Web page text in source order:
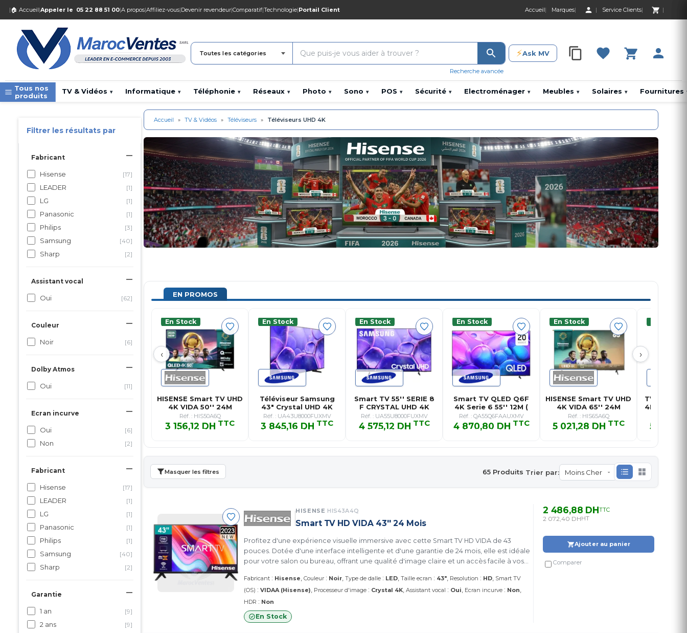
| 🏠 Accueil|Appeler le 05 22 88 51 00|A propos|Affiliez-vous|Devenir revendeur|Comparatif|Technologie|Portail Client Accueil Marques Service Clients
0 Produit 0,00
Toutes les catégories
Recherche avancée
⚡Ask MV 0 Produit 0,00 DH
Tous nos
produits
TV & Vidéos ▾ Informatique ▾ Téléphonie ▾ Réseaux ▾ Photo ▾ Sono ▾ POS ▾ Sécurité ▾ Electroménager ▾ Meubles ▾ Solaires ▾ Fournitures
Filtrer les résultats par
Fabricant
Hisense [17]
LEADER [1]
LG [1]
Panasonic [1]
Philips [3]
Samsung [40]
Sharp [2]
Assistant vocal
Oui [62]
Couleur
Noir [6]
Dolby Atmos
Oui [11]
Ecran incurve
Oui [6]
Non [2]
Fabricant
Hisense [17]
LEADER [1]
LG [1]
Panasonic [1]
Philips [1]
Samsung [40]
Sharp [2]
Garantie
1 an [9]
2 ans [9]
Accueil » TV & Vidéos » Téléviseurs » Téléviseurs UHD 4K
EN PROMOS
‹ ›
En Stock
HISENSE Smart TV UHD
4K VIDA 50'' 24M
Réf. : HIS50A6Q
3 156,12 DH TTC
3 156,12 DH TTC
En Stock
Téléviseur Samsung
43" Crystal UHD 4K
U8000F…
Réf. : UA43U8000FUXMV
3 845,16 DH TTC
3 845,16 DH TTC
En Stock
Smart TV 55'' SERIE 8
F CRYSTAL UHD 4K
U8000…
Réf. : UA55U8000FUXMV
4 575,12 DH TTC
4 575,12 DH TTC
En Stock
Smart TV QLED Q6F
4K Serie 6 55'' 12M (
202…
Réf. : QA55Q6FAAUXMV
4 870,80 DH TTC
4 870,80 DH TTC
En Stock
HISENSE Smart TV UHD
4K VIDA 65'' 24M
Réf. : HIS65A6Q
5 021,28 DH TTC
5 021,28 DH TTC
TV Smart
4K
5
Masquer les filtres Trier par:
65 Produits
HISENSE HIS43A4Q
Smart TV HD VIDA 43'' 24 Mois
Profitez d'une expérience visuelle immersive avec cette Smart TV HD VIDA de 43
pouces. Dotée d'une interface intelligente et d'une garantie de 24 mois, elle est idéale
pour votre salon ou bureau, offrant une qualité d'image claire et un accès facile à vos
Fabricant : Hisense Couleur : Noir Type de dalle : LED Taille ecran : 43" Resolution : HD Smart TV
(OS) : VIDAA (Hisense) Processeur d'image : Crystal 4K Assistant vocal : Oui Ecran incurve : Non
HDR : Non
En Stock
2 486,88 DHTTC
2 072,40 DHHT
Ajouter au panier
Comparer